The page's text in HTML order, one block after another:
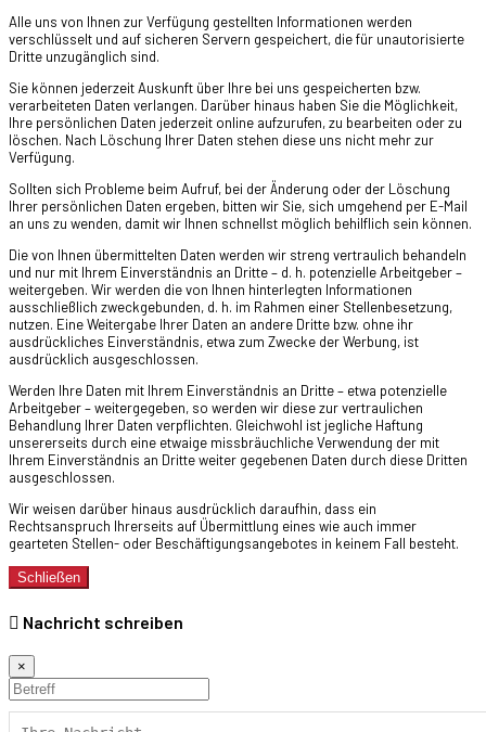
Alle uns von Ihnen zur Verfügung gestellten Informationen werden
verschlüsselt und auf sicheren Servern gespeichert, die für unautorisierte
Dritte unzugänglich sind.
Sie können jederzeit Auskunft über Ihre bei uns gespeicherten bzw.
verarbeiteten Daten verlangen. Darüber hinaus haben Sie die Möglichkeit,
Ihre persönlichen Daten jederzeit online aufzurufen, zu bearbeiten oder zu
löschen. Nach Löschung Ihrer Daten stehen diese uns nicht mehr zur
Verfügung.
Sollten sich Probleme beim Aufruf, bei der Änderung oder der Löschung
Ihrer persönlichen Daten ergeben, bitten wir Sie, sich umgehend per E-Mail
an uns zu wenden, damit wir Ihnen schnellst möglich behilflich sein können.
Die von Ihnen übermittelten Daten werden wir streng vertraulich behandeln
und nur mit Ihrem Einverständnis an Dritte – d. h. potenzielle Arbeitgeber –
weitergeben. Wir werden die von Ihnen hinterlegten Informationen
ausschließlich zweckgebunden, d. h. im Rahmen einer Stellenbesetzung,
nutzen. Eine Weitergabe Ihrer Daten an andere Dritte bzw. ohne ihr
ausdrückliches Einverständnis, etwa zum Zwecke der Werbung, ist
ausdrücklich ausgeschlossen.
Werden Ihre Daten mit Ihrem Einverständnis an Dritte – etwa potenzielle
Arbeitgeber – weitergegeben, so werden wir diese zur vertraulichen
Behandlung Ihrer Daten verpflichten. Gleichwohl ist jegliche Haftung
unsererseits durch eine etwaige missbräuchliche Verwendung der mit
Ihrem Einverständnis an Dritte weiter gegebenen Daten durch diese Dritten
ausgeschlossen.
Wir weisen darüber hinaus ausdrücklich daraufhin, dass ein
Rechtsanspruch Ihrerseits auf Übermittlung eines wie auch immer
gearteten Stellen- oder Beschäftigungsangebotes in keinem Fall besteht.
Schließen
Nachricht schreiben
×